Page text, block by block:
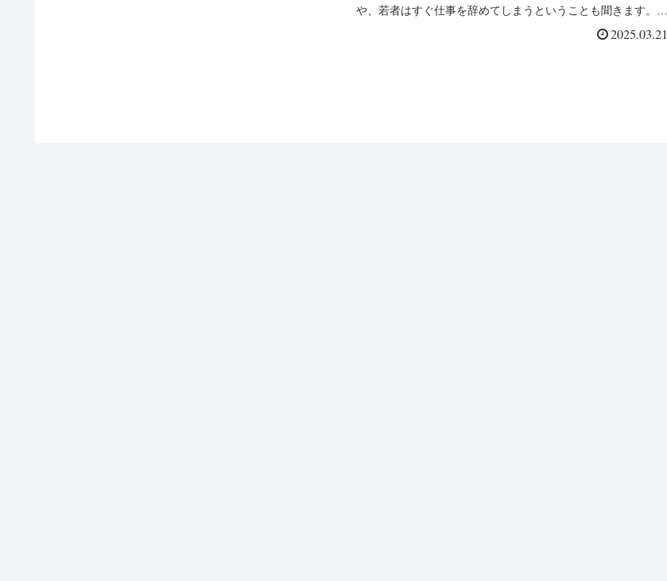
や、若者はすぐ仕事を辞めてしまうということも聞きます。ブ
2025.03.21